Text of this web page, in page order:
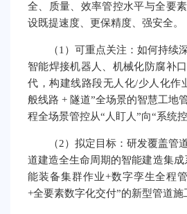
全、质量、效率管控水平与全要
设既提速度、更保精度、强安全。
（1）可重点关注：如何持续
智能焊接机器人、机械化防腐补
代，构建线路段无人化/少人化作
般线路 + 隧道”全场景的智慧工地
程全场景管控从“人盯人”向“系统
（2）拟定目标：研发覆盖管
道建造全生命周期的智能建造集成
能装备集群作业+数字孪生全程
+全要素数字化交付”的新型管道施